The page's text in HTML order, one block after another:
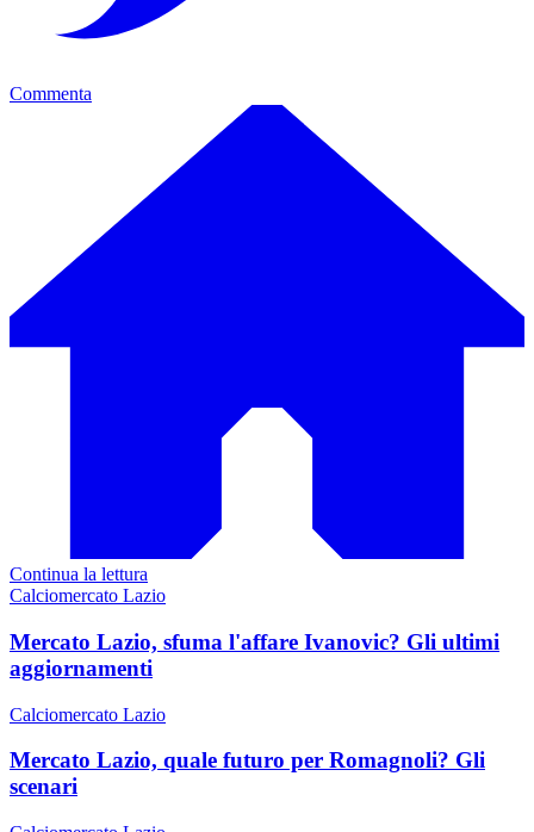
Commenta
Continua la lettura
Calciomercato Lazio
Mercato Lazio, sfuma l'affare Ivanovic? Gli ultimi
aggiornamenti
Calciomercato Lazio
Mercato Lazio, quale futuro per Romagnoli? Gli
scenari